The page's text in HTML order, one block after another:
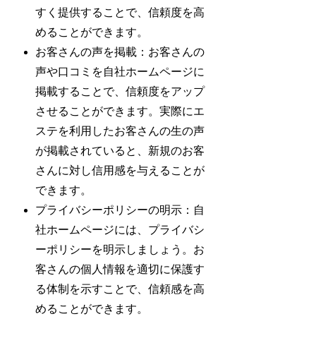
すく提供することで、信頼度を高
めることができます。
お客さんの声を掲載：お客さんの
声や口コミを自社ホームページに
掲載することで、信頼度をアップ
させることができます。実際にエ
ステを利用したお客さんの生の声
が掲載されていると、新規のお客
さんに対し信用感を与えることが
できます。
プライバシーポリシーの明示：自
社ホームページには、プライバシ
ーポリシーを明示しましょう。お
客さんの個人情報を適切に保護す
る体制を示すことで、信頼感を高
めることができます。